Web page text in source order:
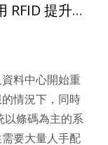
智能圖書館升級指南：如何運用 RFID 提升館藏管理效率與讀者體驗
料中心開始重
情況下，同時
以條碼為主的系
要大量人手配